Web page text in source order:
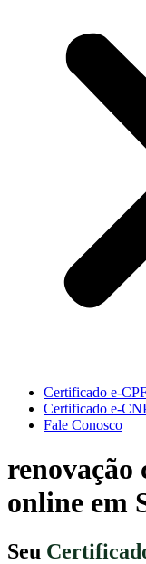
Certificado e-
Certificado e-
Fale Conosco
online em
Seu